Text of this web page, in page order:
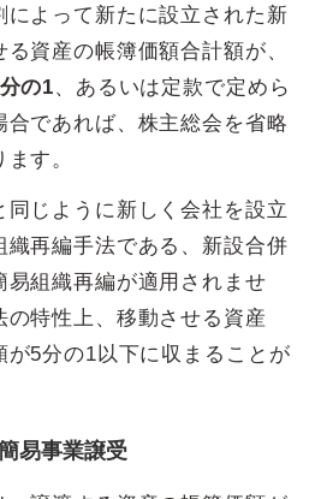
によって新たに設立された新
資産の帳簿価額合計額が、
の1、あるいは定款で定めら
合であれば、株主総会を省略
す。
同じように新しく会社を設立
織再編手法である、新設合併
組織再編が適用されませ
の特性上、移動させる資産
が5分の1以下に収まることが
易事業譲受